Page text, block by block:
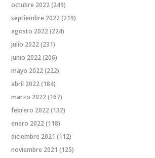
octubre 2022(249)
septiembre 2022(219)
agosto 2022(224)
julio 2022(231)
junio 2022(206)
mayo 2022(222)
abril 2022(184)
marzo 2022(167)
febrero 2022(132)
enero 2022(118)
diciembre 2021 (112)
noviembre 2021 (125)